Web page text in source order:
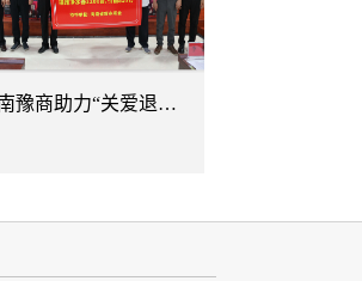
海南豫商助力“关爱退役军人·暖兵心”饮水健康捐赠活动